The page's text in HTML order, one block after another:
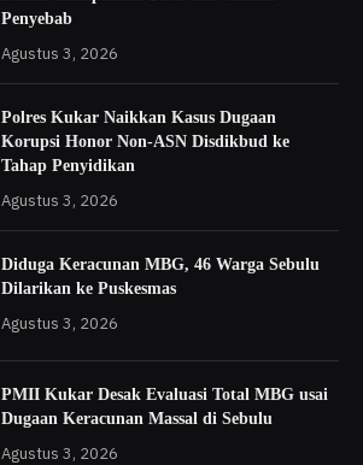
Penyebab
Agustus 3, 2026
Polres Kukar Naikkan Kasus Dugaan
Korupsi Honor Non-ASN Disdikbud ke
Tahap Penyidikan
Agustus 3, 2026
Diduga Keracunan MBG, 46 Warga Sebulu
Dilarikan ke Puskesmas
Agustus 3, 2026
PMII Kukar Desak Evaluasi Total MBG usai
Dugaan Keracunan Massal di Sebulu
Agustus 3, 2026